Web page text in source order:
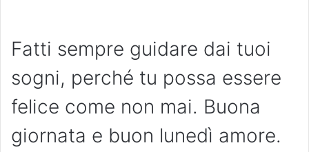
Fatti sempre guidare dai tuoi
sogni, perché tu possa essere
felice come non mai. Buona
giornata e buon lunedì amore.